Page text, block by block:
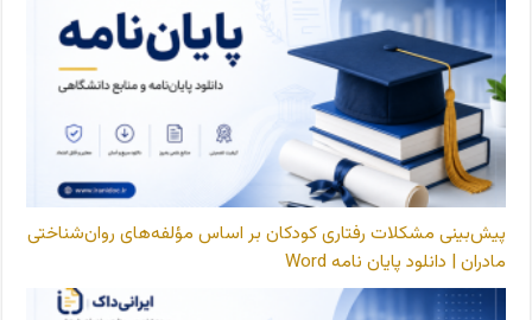
پیش‌بینی مشکلات رفتاری کودکان بر اساس مؤلفه‌های روان‌شناختی
مادران | دانلود پایان نامه Word